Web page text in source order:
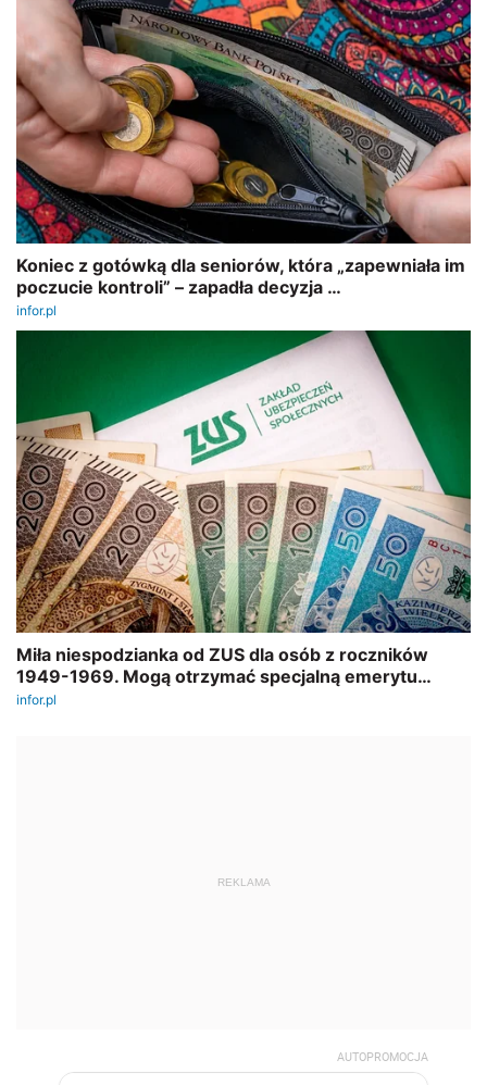
REKLAMA
AUTOPROMOCJA